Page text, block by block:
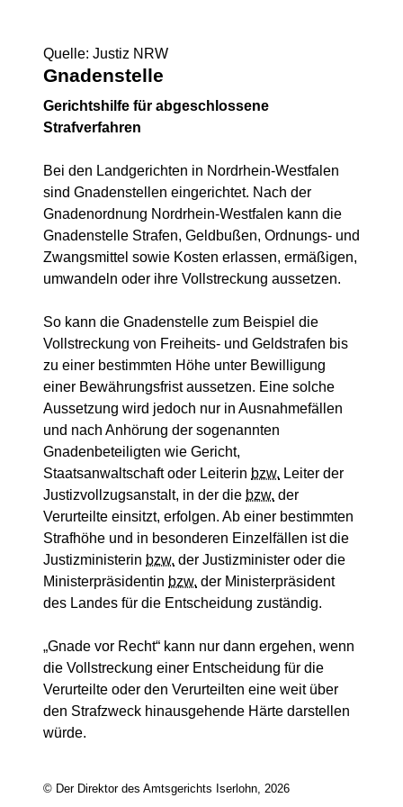
Quelle: Justiz NRW
Gnadenstelle
Gerichtshilfe für abgeschlossene
Strafverfahren
Bei den Landgerichten in Nordrhein-Westfalen
sind Gnadenstellen eingerichtet. Nach der
Gnadenordnung Nordrhein-Westfalen kann die
Gnadenstelle Strafen, Geldbußen, Ordnungs- und
Zwangsmittel sowie Kosten erlassen, ermäßigen,
umwandeln oder ihre Vollstreckung aussetzen.
So kann die Gnadenstelle zum Beispiel die
Vollstreckung von Freiheits- und Geldstrafen bis
zu einer bestimmten Höhe unter Bewilligung
einer Bewährungsfrist aussetzen. Eine solche
Aussetzung wird jedoch nur in Ausnahmefällen
und nach Anhörung der sogenannten
Gnadenbeteiligten wie Gericht,
Staatsanwaltschaft oder Leiterin bzw. Leiter der
Justizvollzugsanstalt, in der die bzw. der
Verurteilte einsitzt, erfolgen. Ab einer bestimmten
Strafhöhe und in besonderen Einzelfällen ist die
Justizministerin bzw. der Justizminister oder die
Ministerpräsidentin bzw. der Ministerpräsident
des Landes für die Entscheidung zuständig.
„Gnade vor Recht“ kann nur dann ergehen, wenn
die Vollstreckung einer Entscheidung für die
Verurteilte oder den Verurteilten eine weit über
den Strafzweck hinausgehende Härte darstellen
würde.
© Der Direktor des Amtsgerichts Iserlohn, 2026